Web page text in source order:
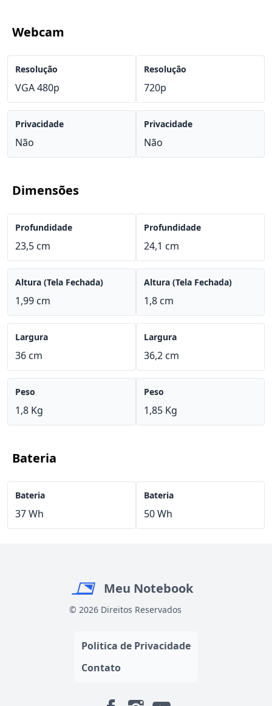
Webcam
Resolução
VGA 480p
Privacidade
Não
Resolução
720p
Privacidade
Não
Dimensões
Profundidade
23,5 cm
Altura (Tela Fechada)
1,99 cm
Largura
36 cm
Peso
1,8 Kg
Profundidade
24,1 cm
Altura (Tela Fechada)
1,8 cm
Largura
36,2 cm
Peso
1,85 Kg
Bateria
Bateria
37 Wh
Bateria
50 Wh
Meu Notebook
© 2026 Direitos Reservados
Politica de Privacidade
Contato